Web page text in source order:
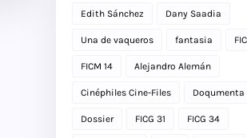
Edith Sánchez Dany Saadia
Una de vaqueros fantasia
FICM 14 Alejandro Alemán
Cinéphiles Cine-Files Doqumenta
Dossier FICG 31 FICG 34